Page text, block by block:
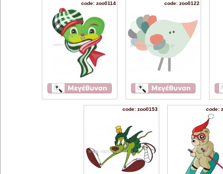
code: zoo0114 code: zoo0122
code: zoo0153 code: